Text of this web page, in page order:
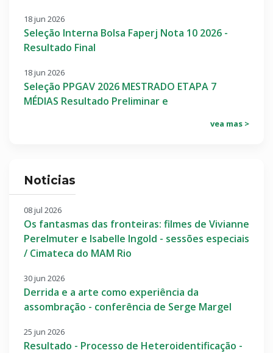
18 jun 2026
Seleção Interna Bolsa Faperj Nota 10 2026 -
Resultado Final
18 jun 2026
Seleção PPGAV 2026 MESTRADO ETAPA 7
MÉDIAS Resultado Preliminar e
vea mas >
Noticias
08 jul 2026
Os fantasmas das fronteiras: filmes de Vivianne
Perelmuter e Isabelle Ingold - sessões especiais
/ Cimateca do MAM Rio
30 jun 2026
Derrida e a arte como experiência da
assombração - conferência de Serge Margel
25 jun 2026
Resultado - Processo de Heteroidentificação -